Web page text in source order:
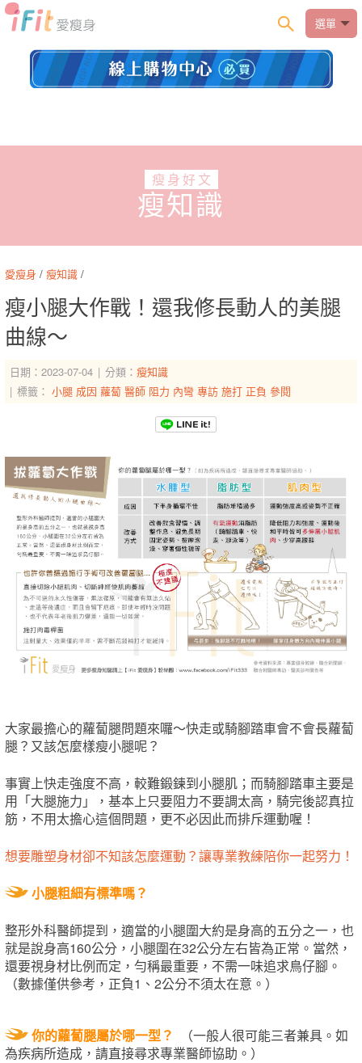
選單
瘦身好文
瘦知識
愛瘦身 / 瘦知識 /
瘦小腿大作戰！還我修長動人的美腿
曲線～
日期：2023-07-04 分類： 瘦知識
標籤： 小腿 成因 蘿蔔 醫師 阻力 內彎 專訪 施打 正負 參閱
大家最擔心的蘿蔔腿問題來囉～快走或騎腳踏車會不會長蘿蔔
腿？又該怎麼樣瘦小腿呢？
事實上快走強度不高，較難鍛鍊到小腿肌；而騎腳踏車主要是
用「大腿施力」，基本上只要阻力不要調太高，騎完後認真拉
筋，不用太擔心這個問題，更不必因此而排斥運動喔！
想要雕塑身材卻不知該怎麼運動？讓專業教練陪你一起努力！
小腿粗細有標準嗎？
整形外科醫師提到，適當的小腿圍大約是身高的五分之一，也
就是說身高160公分，小腿圍在32公分左右皆為正常。當然，
還要視身材比例而定，勻稱最重要，不需一味追求鳥仔腳。
（數據僅供參考，正負1、2公分不須太在意。）
你的蘿蔔腿屬於哪一型？
（一般人很可能三者兼具。如
為疾病所造成，請直接尋求專業醫師協助。）